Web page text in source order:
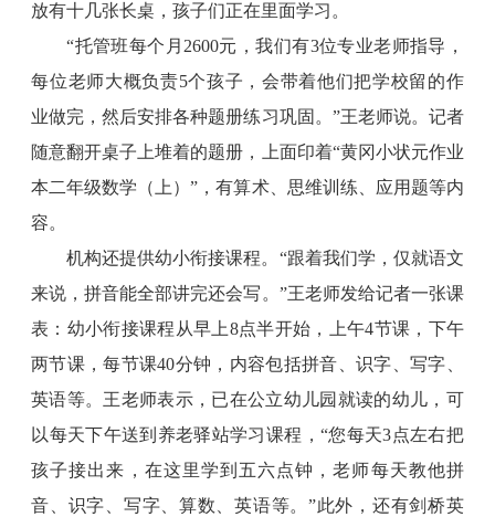
放有十几张长桌，孩子们正在里面学习。
“托管班每个月2600元，我们有3位专业老师指导，
每位老师大概负责5个孩子，会带着他们把学校留的作
业做完，然后安排各种题册练习巩固。”王老师说。记者
随意翻开桌子上堆着的题册，上面印着“黄冈小状元作业
本二年级数学（上）”，有算术、思维训练、应用题等内
容。
机构还提供幼小衔接课程。“跟着我们学，仅就语文
来说，拼音能全部讲完还会写。”王老师发给记者一张课
表：幼小衔接课程从早上8点半开始，上午4节课，下午
两节课，每节课40分钟，内容包括拼音、识字、写字、
英语等。王老师表示，已在公立幼儿园就读的幼儿，可
以每天下午送到养老驿站学习课程，“您每天3点左右把
孩子接出来，在这里学到五六点钟，老师每天教他拼
音、识字、写字、算数、英语等。”此外，还有剑桥英